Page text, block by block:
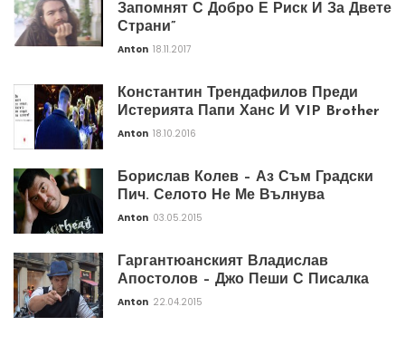
Запомнят С Добро Е Риск И За Двете
Страни”
Anton 18.11.2017
Константин Трендафилов Преди
Истерията Папи Ханс И VIP Brother
Anton 18.10.2016
Борислав Колев – Аз Съм Градски
Пич. Селото Не Ме Вълнува
Anton 03.05.2015
Гаргантюанският Владислав
Апостолов – Джо Пеши С Писалка
Anton 22.04.2015